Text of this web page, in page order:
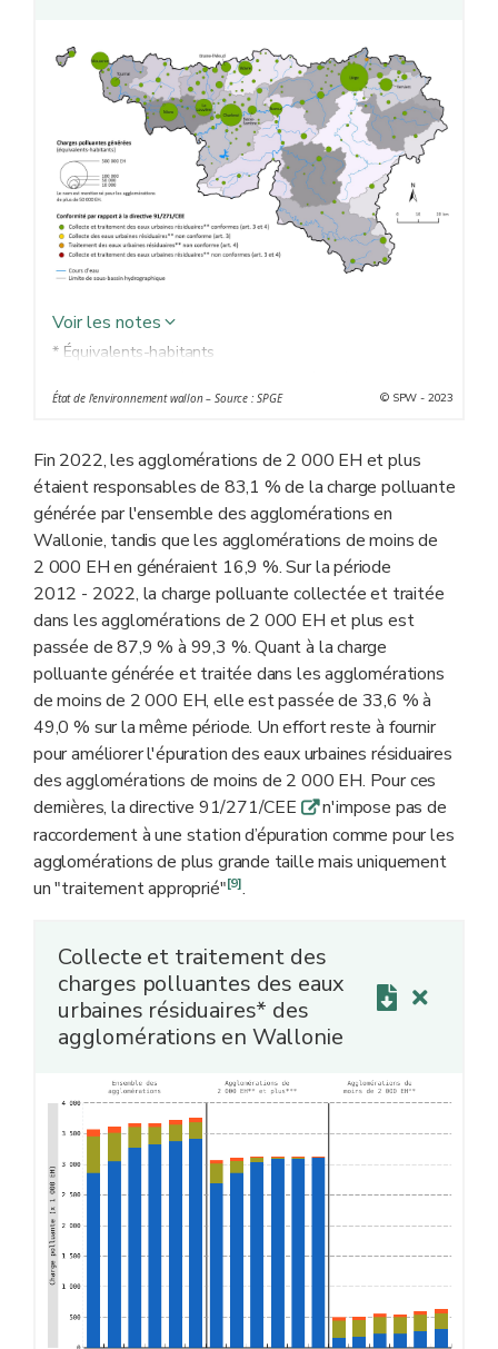
Voir les notes
* Équivalents-habitants
le mélange des eaux ménagères usées avec des eaux
État de l'environnement wallon – Source : SPGE © SPW - 2023
Fin 2022, les agglomérations de 2 000 EH et plus
étaient responsables de 83,1 % de la charge polluante
générée par l'ensemble des agglomérations en
Wallonie, tandis que les agglomérations de moins de
2 000 EH en généraient 16,9 %. Sur la période
2012 - 2022, la charge polluante collectée et traitée
dans les agglomérations de 2 000 EH et plus est
passée de 87,9 % à 99,3 %. Quant à la charge
polluante générée et traitée dans les agglomérations
de moins de 2 000 EH, elle est passée de 33,6 % à
49,0 % sur la même période. Un effort reste à fournir
pour améliorer l'épuration des eaux urbaines résiduaires
des agglomérations de moins de 2 000 EH. Pour ces
dernières, la directive 91/271/CEE qn'impose pas de
raccordement à une station d’épuration comme pour les
agglomérations de plus grande taille mais uniquement
un "traitement approprié"[9].
Collecte et traitement des
charges polluantes des eaux
urbaines résiduaires* des
agglomérations en Wallonie